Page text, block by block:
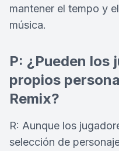
mantener el tempo y
música.
P: ¿Pueden los
propios
Remix?
R: Aunque los
selección de